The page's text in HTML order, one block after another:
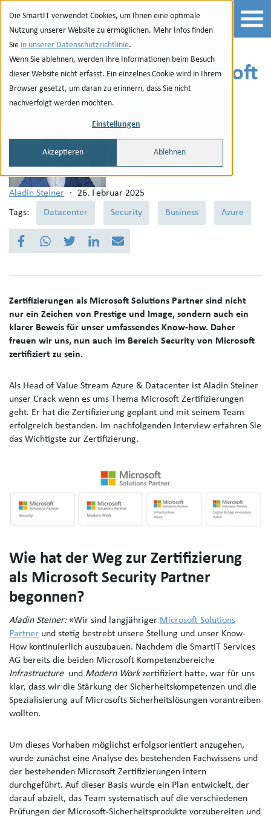
Die SmartIT verwendet Cookies, um Ihnen eine optimale
Nutzung unserer Website zu ermöglichen. Mehr Infos finden
Sie in unserer Datenschutzrichtlinie.
Wenn Sie ablehnen, werden Ihre Informationen beim Besuch
dieser Website nicht erfasst. Ein einzelnes Cookie wird in Ihrem
Browser gesetzt, um daran zu erinnern, dass Sie nicht
nachverfolgt werden möchten.
Einstellungen
Akzeptieren Ablehnen
Zur Navigation
zu den Quicklinks
Zur Suche
Zum Inhalt
Zertifizierung als Microsoft
Security Partner
Aladin Steiner ·
26. Februar 2025
Tags:
Datacenter Security Business Azure
Zertifizierungen als Microsoft Solutions Partner sind nicht
nur ein Zeichen von Prestige und Image, sondern auch ein
klarer Beweis für unser umfassendes Know-how. Daher
freuen wir uns, nun auch im Bereich Security von Microsoft
zertifiziert zu sein.
Als Head of Value Stream Azure & Datacenter ist Aladin Steiner
unser Crack wenn es ums Thema Microsoft Zertifizierungen
geht. Er hat die Zertifizierung geplant und mit seinem Team
erfolgreich bestanden.
Im nachfolgenden Interview erfahren Sie
das Wichtigste zur Zertifizierung.
Wie hat der Weg zur Zertifizierung
als Microsoft Security Partner
begonnen?
Aladin Steiner:«Wir sind langjähriger Microsoft Solutions
Partner und stetig bestrebt unsere Stellung und unser Know-
How kontinuierlich auszubauen. Nachdem die SmartIT Services
AG bereits die beiden Microsoft Kompetenzbereiche
Infrastructureund Modern Workzertifiziert hatte, war für uns
klar, dass wir die Stärkung der Sicherheitskompetenzen und die
Spezialisierung auf Microsofts Sicherheitslösungen vorantreiben
wollten.
Um dieses Vorhaben möglichst erfolgsorientiert anzugehen,
wurde zunächst eine Analyse des bestehenden Fachwissens und
der bestehenden Microsoft Zertifizierungen intern
durchgeführt. Auf dieser Basis wurde ein Plan entwickelt, der
darauf abzielt, das Team systematisch auf die verschiedenen
Prüfungen der Microsoft-Sicherheitsprodukte vorzubereiten und